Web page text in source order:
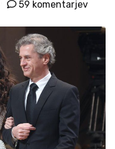
59 komentarjev